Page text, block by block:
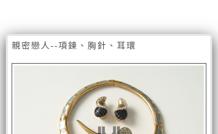
親密戀人--項鍊、胸針、耳環